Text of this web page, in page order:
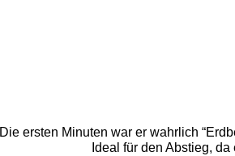
Die ersten Minuten war er wahrlich
Ideal für den Abstieg,